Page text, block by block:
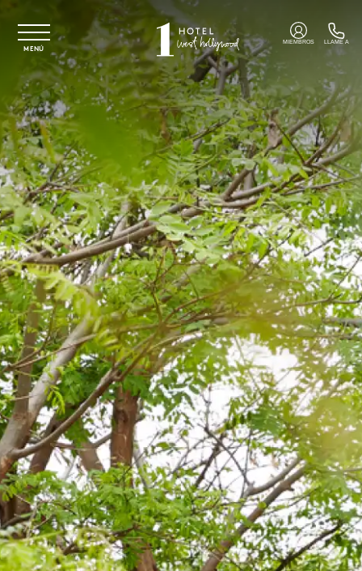
Ir al contenido principal
MENÚ
MIEMBROS LLAME A